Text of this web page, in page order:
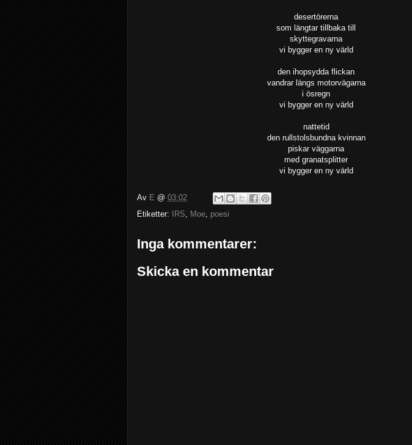
desertörerna
som längtar tillbaka till
skyttegravarna
vi bygger en ny värld
den ihopsydda flickan
vandrar längs motorvägarna
i ösregn
vi bygger en ny värld
nattetid
den rullstolsbundna kvinnan
piskar väggarna
med granatsplitter
vi bygger en ny värld
Av E @ 03:02
Etiketter:
IRS Moe poesi
Inga kommentarer:
Skicka en kommentar